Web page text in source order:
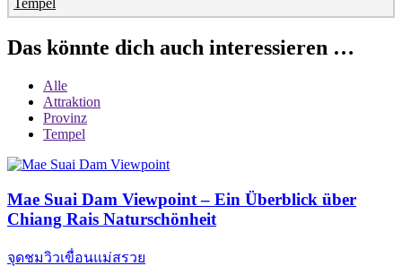
Tempel
Das könnte dich auch interessieren …
Alle
Attraktion
Provinz
Tempel
Mae Suai Dam Viewpoint – Ein Überblick über
Chiang Rais Naturschönheit
จุดชมวิวเขื่อนแม่สรวย